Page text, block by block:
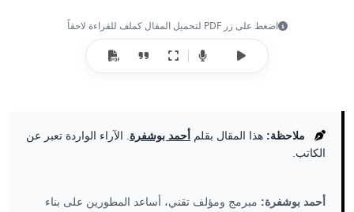
اضغط على زر PDF لتحميل المقال كملف للقراءة لاحقاً
ملاحظة: هذا المقال بقلم أحمد بوشفرة . الآراء الواردة تعبر عن
الكاتب.
أحمد بوشفرة: مبرمج ومؤلف تقني، أساعد المطورين على بناء